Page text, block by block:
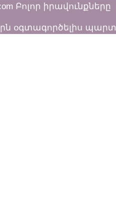
Բոլոր իրավունքները
օգտագործելիս